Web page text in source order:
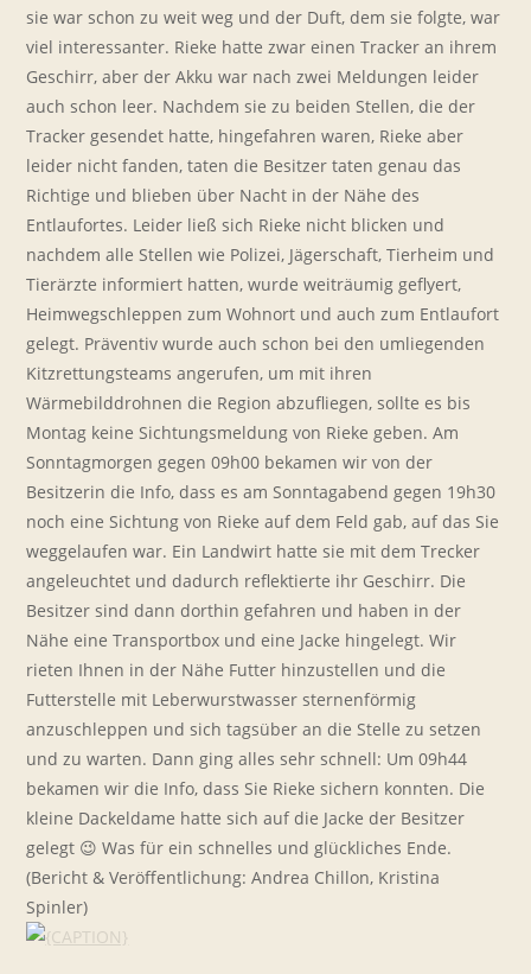
sie war schon zu weit weg und der Duft, dem sie folgte, war
viel interessanter. Rieke hatte zwar einen Tracker an ihrem
Geschirr, aber der Akku war nach zwei Meldungen leider
auch schon leer. Nachdem sie zu beiden Stellen, die der
Tracker gesendet hatte, hingefahren waren, Rieke aber
leider nicht fanden, taten die Besitzer taten genau das
Richtige und blieben über Nacht in der Nähe des
Entlaufortes. Leider ließ sich Rieke nicht blicken und
nachdem alle Stellen wie Polizei, Jägerschaft, Tierheim und
Tierärzte informiert hatten, wurde weiträumig geflyert,
Heimwegschleppen zum Wohnort und auch zum Entlaufort
gelegt. Präventiv wurde auch schon bei den umliegenden
Kitzrettungsteams angerufen, um mit ihren
Wärmebilddrohnen die Region abzufliegen, sollte es bis
Montag keine Sichtungsmeldung von Rieke geben. Am
Sonntagmorgen gegen 09h00 bekamen wir von der
Besitzerin die Info, dass es am Sonntagabend gegen 19h30
noch eine Sichtung von Rieke auf dem Feld gab, auf das Sie
weggelaufen war. Ein Landwirt hatte sie mit dem Trecker
angeleuchtet und dadurch reflektierte ihr Geschirr. Die
Besitzer sind dann dorthin gefahren und haben in der
Nähe eine Transportbox und eine Jacke hingelegt. Wir
rieten Ihnen in der Nähe Futter hinzustellen und die
Futterstelle mit Leberwurstwasser sternenförmig
anzuschleppen und sich tagsüber an die Stelle zu setzen
und zu warten. Dann ging alles sehr schnell: Um 09h44
bekamen wir die Info, dass Sie Rieke sichern konnten. Die
kleine Dackeldame hatte sich auf die Jacke der Besitzer
gelegt 😉 Was für ein schnelles und glückliches Ende.
(Bericht & Veröffentlichung: Andrea Chillon, Kristina
Spinler)